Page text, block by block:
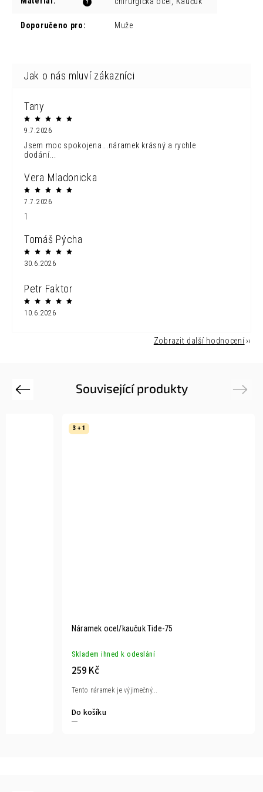
?
Doporučeno pro: Muže
Tany
9.7.2026
Jsem moc spokojena...náramek krásný a rychle
dodání...
Vera Mladonicka
7.7.2026
1
Tomáš Pýcha
30.6.2026
Petr Faktor
10.6.2026
Zobrazit další hodnocení
Související produkty
Previous
3 + 1
Náramek ocel/kaučuk Tide-75
Skladem ihned k odeslání
259 Kč
Do košíku
Tento náramek je výjimečný...
Next